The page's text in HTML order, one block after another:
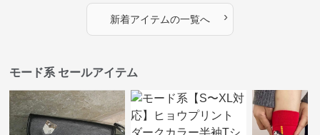
カバー・大人モード
新着アイテムの一覧へ ›
モード系 セールアイテム